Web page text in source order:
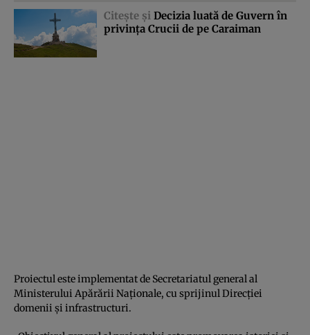
Citeşte şi Decizia luată de Guvern în
privinţa Crucii de pe Caraiman
Proiectul este implementat de Secretariatul general al
Ministerului Apărării Naţionale, cu sprijinul Direcţiei
domenii şi infrastructuri.